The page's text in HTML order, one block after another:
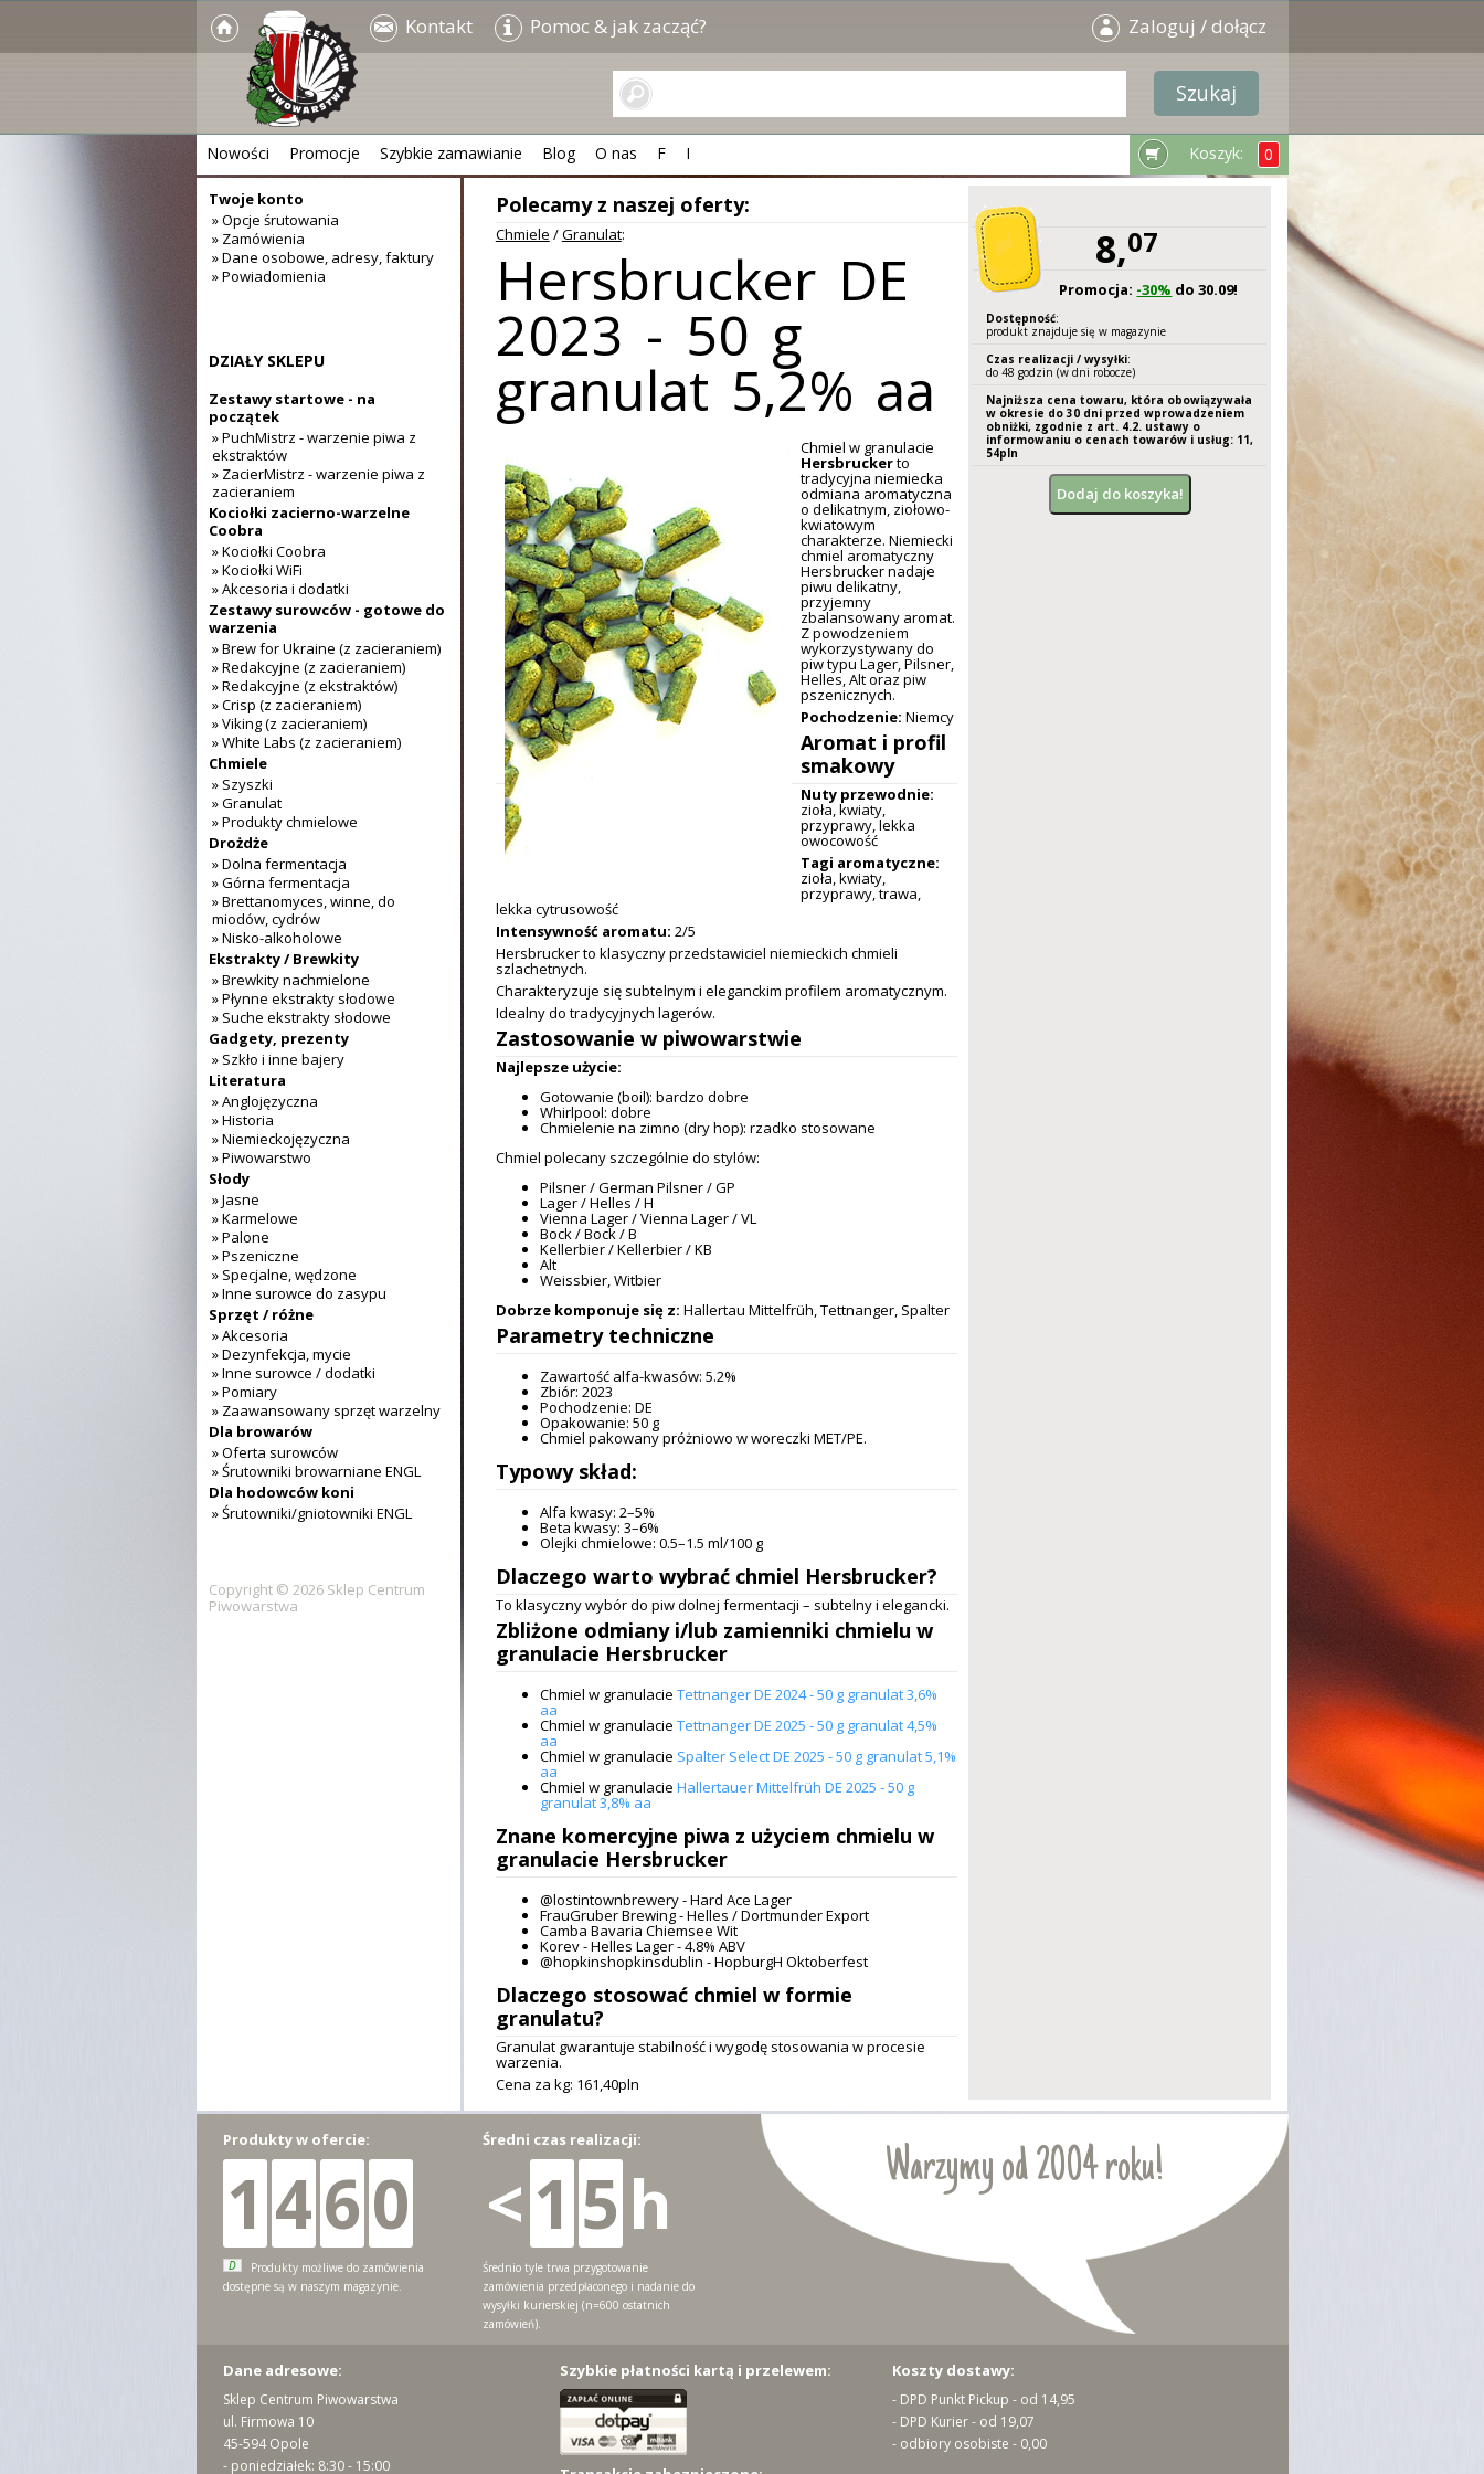
Kontakt Pomoc & jak zacząć? Zaloguj / dołącz
Nowości Promocje Szybkie zamawianie Blog O nas F I Koszyk: 0
Polecamy z naszej oferty:
Chmiele /Granulat:
Hersbrucker DE
2023 - 50 g
granulat 5,2% aa
Chmiel w granulacie
Hersbruckerto
tradycyjna niemiecka
odmiana aromatyczna
o delikatnym, ziołowo-
kwiatowym
charakterze. Niemiecki
chmiel aromatyczny
Hersbrucker nadaje
piwu delikatny,
przyjemny
zbalansowany aromat.
Z powodzeniem
wykorzystywany do
piw typu Lager, Pilsner,
Helles, Alt oraz piw
pszenicznych.
Pochodzenie: Niemcy
Aromat i profil
smakowy
Nuty przewodnie:
zioła, kwiaty,
przyprawy, lekka
owocowość
Tagi aromatyczne:
zioła, kwiaty,
przyprawy, trawa,
lekka cytrusowość
Intensywność aromatu: 2/5
Hersbrucker to klasyczny przedstawiciel niemieckich chmieli
szlachetnych.
Charakteryzuje się subtelnym i eleganckim profilem aromatycznym.
Idealny do tradycyjnych lagerów.
Zastosowanie w piwowarstwie
Najlepsze użycie:
Gotowanie (boil): bardzo dobre
Whirlpool: dobre
Chmielenie na zimno (dry hop): rzadko stosowane
Chmiel polecany szczególnie do stylów:
Pilsner / German Pilsner / GP
Lager / Helles / H
Vienna Lager / Vienna Lager / VL
Bock / Bock / B
Kellerbier / Kellerbier / KB
Alt
Weissbier, Witbier
Dobrze komponuje się z: Hallertau Mittelfrüh, Tettnanger, Spalter
Parametry techniczne
Zawartość alfa-kwasów: 5.2%
Zbiór: 2023
Pochodzenie: DE
Opakowanie: 50 g
Chmiel pakowany próżniowo w woreczki MET/PE.
Typowy skład:
Alfa kwasy: 2–5%
Beta kwasy: 3–6%
Olejki chmielowe: 0.5–1.5 ml/100 g
Dlaczego warto wybrać chmiel Hersbrucker?
To klasyczny wybór do piw dolnej fermentacji – subtelny i elegancki.
Zbliżone odmiany i/lub zamienniki chmielu w
granulacie Hersbrucker
Chmiel w granulacie Tettnanger DE 2024 - 50 g granulat 3,6%
aa
Chmiel w granulacie Tettnanger DE 2025 - 50 g granulat 4,5%
aa
Chmiel w granulacie Spalter Select DE 2025 - 50 g granulat 5,1%
aa
Chmiel w granulacie Hallertauer Mittelfrüh DE 2025 - 50 g
granulat 3,8% aa
Znane komercyjne piwa z użyciem chmielu w
granulacie Hersbrucker
@lostintownbrewery - Hard Ace Lager
FrauGruber Brewing - Helles / Dortmunder Export
Camba Bavaria Chiemsee Wit
Korev - Helles Lager - 4.8% ABV
@hopkinshopkinsdublin - HopburgH Oktoberfest
Dlaczego stosować chmiel w formie
granulatu?
Granulat gwarantuje stabilność i wygodę stosowania w procesie
warzenia.
Cena za kg: 161,40pln
8,07
Promocja: -30% do 30.09!
Dostępność:
produkt znajduje się w magazynie
Czas realizacji / wysyłki:
do 48 godzin (w dni robocze)
Najniższa cena towaru, która obowiązywała
w okresie do 30 dni przed wprowadzeniem
obniżki, zgodnie z art. 4.2. ustawy o
informowaniu o cenach towarów i usług: 11,
54pln
Twoje konto
» Opcje śrutowania
» Zamówienia
» Dane osobowe, adresy, faktury
» Powiadomienia
DZIAŁY SKLEPU
Zestawy startowe - na
początek
» PuchMistrz - warzenie piwa z
ekstraktów
» ZacierMistrz - warzenie piwa z
zacieraniem
Kociołki zacierno-warzelne
Coobra
» Kociołki Coobra
» Kociołki WiFi
» Akcesoria i dodatki
Zestawy surowców - gotowe do
warzenia
» Brew for Ukraine (z zacieraniem)
» Redakcyjne (z zacieraniem)
» Redakcyjne (z ekstraktów)
» Crisp (z zacieraniem)
» Viking (z zacieraniem)
» White Labs (z zacieraniem)
Chmiele
» Szyszki
» Granulat
» Produkty chmielowe
Drożdże
» Dolna fermentacja
» Górna fermentacja
» Brettanomyces, winne, do
miodów, cydrów
» Nisko-alkoholowe
Ekstrakty / Brewkity
» Brewkity nachmielone
» Płynne ekstrakty słodowe
» Suche ekstrakty słodowe
Gadgety, prezenty
» Szkło i inne bajery
Literatura
» Anglojęzyczna
» Historia
» Niemieckojęzyczna
» Piwowarstwo
Słody
» Jasne
» Karmelowe
» Palone
» Pszeniczne
» Specjalne, wędzone
» Inne surowce do zasypu
Sprzęt / różne
» Akcesoria
» Dezynfekcja, mycie
» Inne surowce / dodatki
» Pomiary
» Zaawansowany sprzęt warzelny
Dla browarów
» Oferta surowców
» Śrutowniki browarniane ENGL
Dla hodowców koni
» Śrutowniki/gniotowniki ENGL
Copyright © 2026 Sklep Centrum
Piwowarstwa
Warzymy od 2004 roku!
Produkty w ofercie:
1 460
D
Produkty możliwe do zamówienia
dostępne są w naszym magazynie.
Średni czas realizacji:
<1 5h
Średnio tyle trwa przygotowanie
zamówienia przedpłaconego i nadanie do
wysyłki kurierskiej (n=600 ostatnich
zamówień).
Dane adresowe:
Sklep Centrum Piwowarstwa
ul. Firmowa 10
45-594 Opole
- poniedziałek: 8:30 - 15:00
Szybkie płatności kartą i przelewem: Koszty dostawy:
- DPD Punkt Pickup - od 14,95
- DPD Kurier - od 19,07
- odbiory osobiste - 0,00